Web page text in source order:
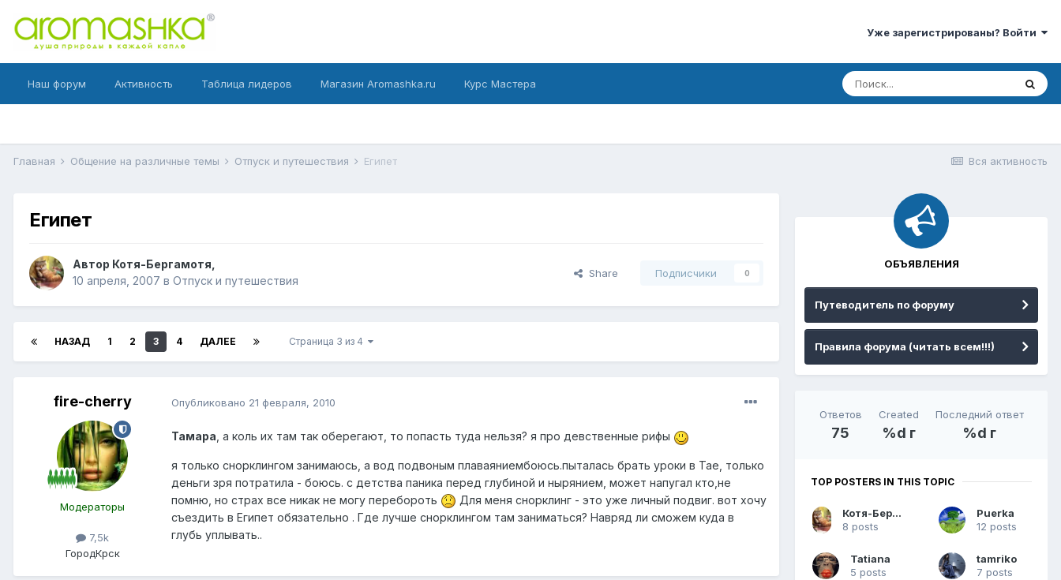
Уже зарегистрированы? Войти
Наш форум Активность Таблица лидеров Магазин Aromashka.ru Курс Мастера
Вся активность
Главная Общение на различные темы Отпуск и путешествия Египет
Египет
Автор Котя-Бергамотя
10 апреля, 2007 в Отпуск и путешествия
Share Подписчики 0
НАЗАД 1 2 3 4 ДАЛЕЕ Страница 3 из 4
fire-cherry
Модераторы
7,5k
ГородКрск
Опубликовано 21 февраля, 2010
Тамара , а коль их там так оберегают, то попасть туда нельзя? я про девственные рифы
я только снорклингом занимаюсь, а вод подвоным плаваяниембоюсь.пыталась брать уроки в Тае, только
деньги зря потратила - боюсь. с детства паника перед глубиной и нырянием, может напугал кто,не
помню, но страх все никак не могу перебороть
Для меня снорклинг - это уже личный подвиг. вот хочу
съездить в Египет обязательно . Где лучше снорклингом там заниматься? Навряд ли сможем куда в
глубь уплывать..
ОБЪЯВЛЕНИЯ
Путеводитель по форуму
Правила форума (читать всем!!!)
Ответов
75
Created
%d г
Последний ответ
%d г
TOP POSTERS IN THIS TOPIC
Котя-Бергамотя
8 posts
Puerka
12 posts
Tatiana
5 posts
tamriko
7 posts